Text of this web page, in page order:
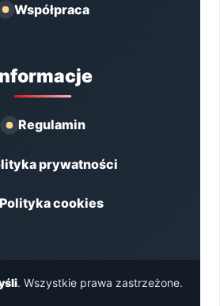
Współpraca
Regulamin
prywatności
Polityka cookies
. Wszystkie prawa zastrzeżone.